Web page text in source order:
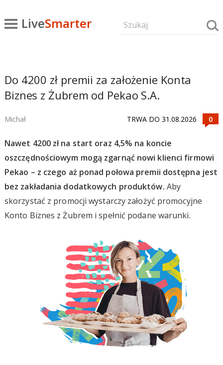
LiveSmarter
Do 4200 zł premii za założenie Konta
Biznes z Żubrem od Pekao S.A.
Michał TRWA DO 31.08.2026
Nawet 4200 zł na start oraz 4,5% na koncie
oszczędnościowym mogą zgarnąć nowi klienci firmowi
Pekao – z czego aż ponad połowa premii dostępna jest
bez zakładania dodatkowych produktów. Aby
skorzystać z promocji wystarczy założyć promocyjne
Konto Biznes z Żubrem i spełnić podane warunki.